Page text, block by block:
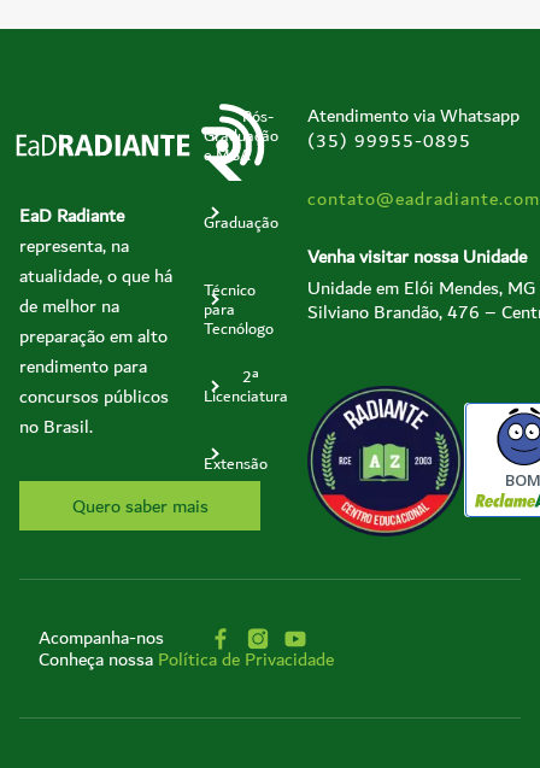
EaD Radiante
representa, na
atualidade, o que há
de melhor na
preparação em alto
rendimento para
concursos públicos
no Brasil.
Quero saber mais
Pós-
Graduação
e MBA
Graduação
Técnico
para
Tecnólogo
2ª
Licenciatura
Extensão
Atendimento via Whatsapp
(35) 99955-0895
Venha visitar nossa Unidade
Unidade em Elói Mendes, MG
Silviano Brandão, 476 –
Acompanha-nos
Conheça nossaPolítica de Privacidade